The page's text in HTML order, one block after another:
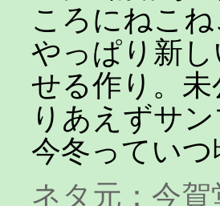
ころにねこ
やっぱり新
せる作り。
りあえずサ
今冬ってい
ネタ元： 今賀